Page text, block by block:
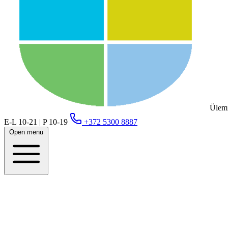
E-L 10-21 | P 10-19
+372 5300 8887
Open menu